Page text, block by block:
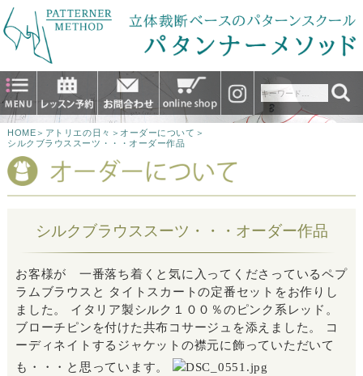
HOME ＞ アトリエの日々 ＞ オーダーについて ＞
シルクブラウススーツ・・・オーダー作品
シルクブラウススーツ・・・オーダー作品
お客様が 一番落ち着くと気に入ってくださっているペプ
ラムブラウスと タイトスカートの定番セットをお作りし
ました。 イタリア製シルク１００％のピンク系レッド。
ブローチピンを付けた共布コサージュを添えました。 コ
ーディネイトするジャケットの襟元に飾っていただいて
も・・・と思っています。